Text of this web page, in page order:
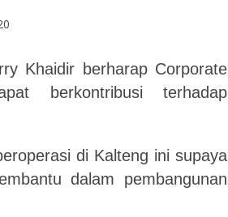
Khaidir berharap Corporate
berkontribusi terhadap
di Kalteng ini supaya
dalam pembangunan